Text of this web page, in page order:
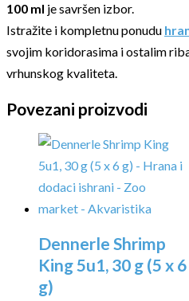
100 ml je savršen izbor.
Istražite i kompletnu ponudu
svojim koridorasima i ostalim
vrhunskog kvaliteta.
Povezani proizvodi
Dennerle Shrimp
King 5u1, 30 g (5 x 6
g)